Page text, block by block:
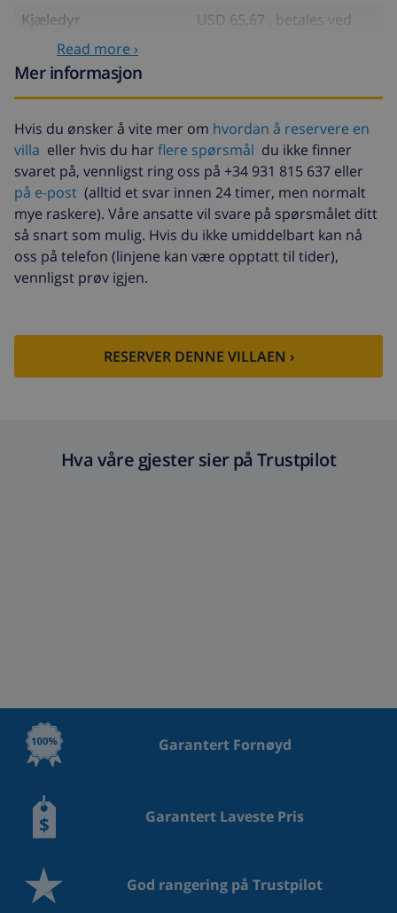
Kjæledyr
USD 65,67 , betales ved
Ekstra seng
Ekstra sengetøy
USD 17,59 per person ,
betales ved ankomst
Ekstra håndklæder
USD 8,80 per person ,
betales ved ankomst
Sen utsjekking
USD 113,75
Ekstra rengjøring
basert på energiforbruk
(USD 52,77/HOUR)
Read more ›
Mer informasjon
Hvis du ønsker å vite mer om hvordan å reservere en
villa eller hvis du har flere spørsmål du ikke finner
svaret på, vennligst ring oss på +34 931 815 637 eller
på e-post (alltid et svar innen 24 timer, men normalt
mye raskere). Våre ansatte vil svare på spørsmålet ditt
så snart som mulig. Hvis du ikke umiddelbart kan nå
oss på telefon (linjene kan være opptatt til tider),
vennligst prøv igjen.
RESERVER DENNE VILLAEN ›
Hva våre gjester sier på Trustpilot
Garantert Fornøyd
Garantert Laveste Pris
God rangering på Trustpilot